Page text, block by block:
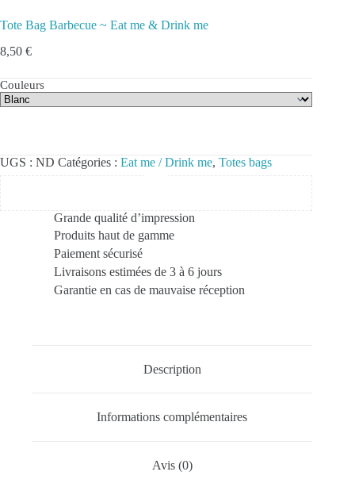
Tote Bag Barbecue ~ Eat me & Drink me
8,50 €
Couleurs
UGS : ND Catégories : Eat me / Drink me, Totes bags
Grande qualité d’impression
Produits haut de gamme
Paiement sécurisé
Livraisons estimées de 3 à 6 jours
Garantie en cas de mauvaise réception
Description
Informations complémentaires
Avis (0)